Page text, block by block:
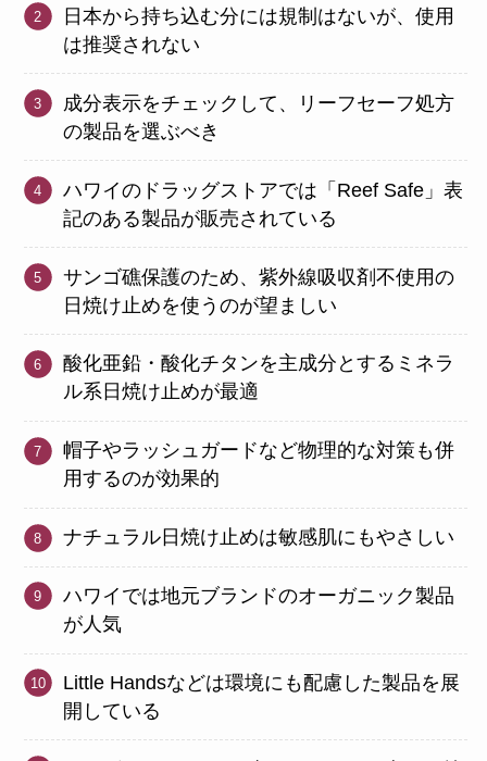
日本から持ち込む分には規制はないが、使用
は推奨されない
成分表示をチェックして、リーフセーフ処方
の製品を選ぶべき
ハワイのドラッグストアでは「Reef Safe」表
記のある製品が販売されている
サンゴ礁保護のため、紫外線吸収剤不使用の
日焼け止めを使うのが望ましい
酸化亜鉛・酸化チタンを主成分とするミネラ
ル系日焼け止めが最適
帽子やラッシュガードなど物理的な対策も併
用するのが効果的
ナチュラル日焼け止めは敏感肌にもやさしい
ハワイでは地元ブランドのオーガニック製品
が人気
Little Handsなどは環境にも配慮した製品を展
開している